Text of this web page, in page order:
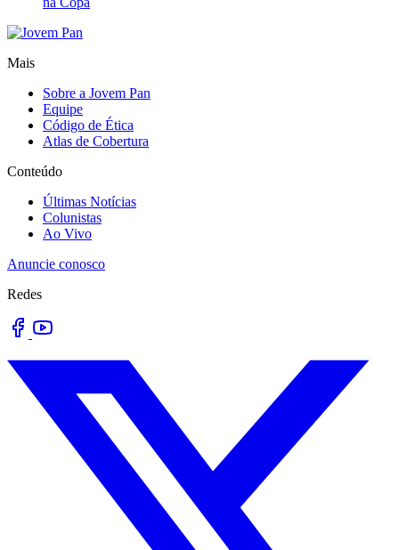
Mais
Sobre a Jovem Pan
Equipe
Código de Ética
Atlas de Cobertura
Conteúdo
Últimas Notícias
Colunistas
Ao Vivo
Anuncie conosco
Redes